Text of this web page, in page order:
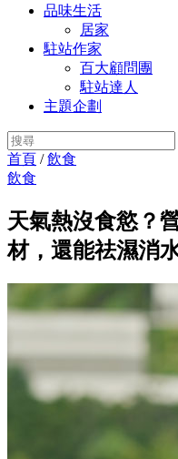
品味生活
居家
駐站作家
百大顧問團
駐站達人
主題企劃
首頁 /飲食
飲食
天氣熱沒食慾？
材，還能祛濕消